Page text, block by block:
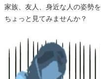
家族、友人、身近な人の姿勢を
ちょっと見てみませんか？